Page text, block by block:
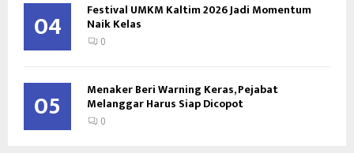
04 Festival UMKM Kaltim 2026 Jadi Momentum
Naik Kelas
0
05 Menaker Beri Warning Keras, Pejabat
Melanggar Harus Siap Dicopot
0